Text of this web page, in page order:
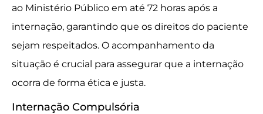
ao Ministério Público em até 72 horas após a
internação, garantindo que os direitos do paciente
sejam respeitados. O acompanhamento da
situação é crucial para assegurar que a internação
ocorra de forma ética e justa.
Internação Compulsória